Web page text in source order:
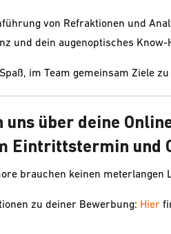
von Refraktionen und
und dein augenoptisches Know-
im Team gemeinsam Ziele
uns über deine
Eintrittstermin und
brauchen keinen meterlangen
zu deiner Bewerbung: Hier